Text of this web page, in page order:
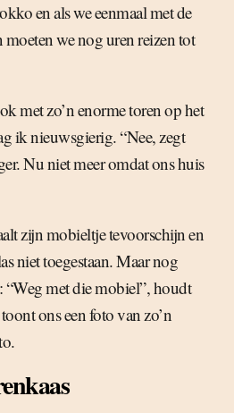
en als we eenmaal met de
we nog uren reizen tot
met zo’n enorme toren op het
ik nieuwsgierig. “Nee, zegt
Nu niet meer omdat ons huis
zijn mobieltje tevoorschijn en
niet toegestaan. Maar nog
met die mobiel”, houdt
ons een foto van zo’n